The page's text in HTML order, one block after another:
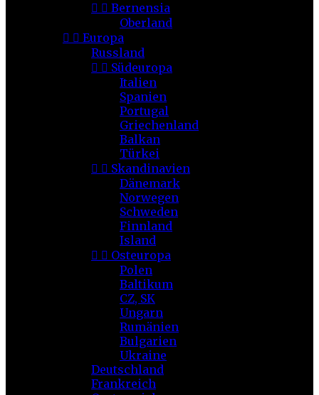
  Bernensia
Oberland
  Europa
Russland
  Südeuropa
Italien
Spanien
Portugal
Griechenland
Balkan
Türkei
  Skandinavien
Dänemark
Norwegen
Schweden
Finnland
Island
  Osteuropa
Polen
Baltikum
CZ, SK
Ungarn
Rumänien
Bulgarien
Ukraine
Deutschland
Frankreich